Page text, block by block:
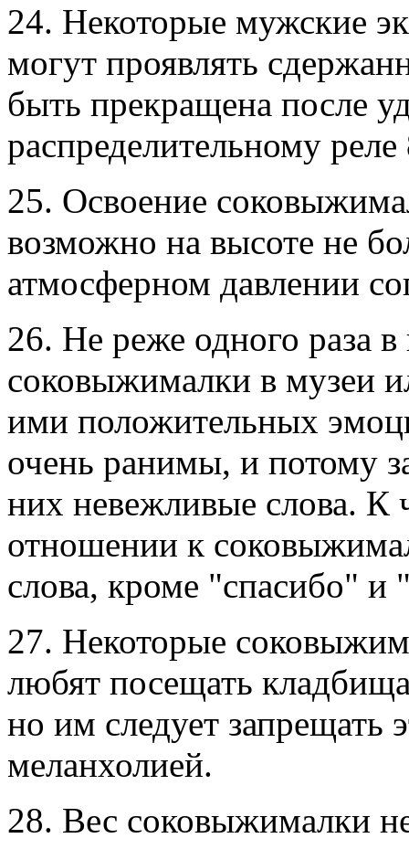
24. Некоторые мужские
могут проявлять
быть прекращена после
распределительному реле
25. Освоение
возможно на высоте не
атмосферном давлении
26. Не реже одного раза в
соковыжималки в музеи
ими положительных
очень ранимы, и потому
них невежливые слова. К
отношении к
слова, кроме "спасибо" и
27. Некоторые
любят посещать
но им следует запрещать
меланхолией.
28. Вес соковыжималки